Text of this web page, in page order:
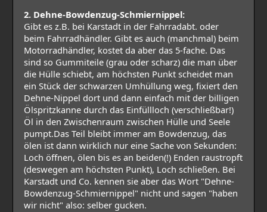
2. Dehne-Bowdenzug-Schmiernippel:
Gibt es z.B. bei Karstadt in der Fahrradabt. oder
beim Fahrradhändler. Gibt es auch (manchmal) beim
Motorradhändler, kostet da aber das 5-fache. Das
sind so Gummiteile (grau oder scharz) die man über
die Hülle schiebt, am höchsten Punkt scheidet man
ein Stück der schwarzen Umhüllung weg, fixiert den
Dehne-Nippel dort und dann einfach mit der billigen
Ölspritzkanne durch das Einfüllloch (verschließbar!)
Öl in den Zwischenraum zwischen Hülle und Seele
pumpt.Das Teil bleibt immer am Bowdenzug, das
ölen ist dann wirklich nur eine Sache von Sekunden:
Loch öffnen, ölen bis es an beiden(!) Enden raustropft
(deswegen am höchsten Punkt), Loch schließen. Bei
Karstadt und Co. kennen sie aber das Wort "Dehne-
Bowdenzug-Schmiernippel" nicht und sagen "haben
wir nicht" also: selber gucken.